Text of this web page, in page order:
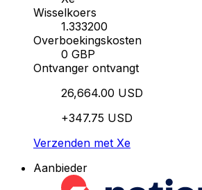
Wisselkoers
1.333200
Overboekingskosten
0 GBP
Ontvanger ontvangt
26,664.00 USD
+347.75 USD
Verzenden met Xe
Aanbieder